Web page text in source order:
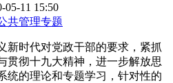
05-11 15:50
共管理专题
新时代对党政干部的要求，紧抓
贯彻十九大精神，进一步解放思
统的理论和专题学习，针对性的